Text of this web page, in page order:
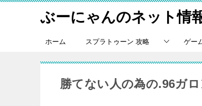
ぶーにゃんのネット情
ホーム スプラトゥーン 攻略 ゲー
勝てない人の為の.96ガ